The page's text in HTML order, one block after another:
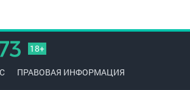
18+
ПРАВОВАЯ ИНФОРМАЦИЯ